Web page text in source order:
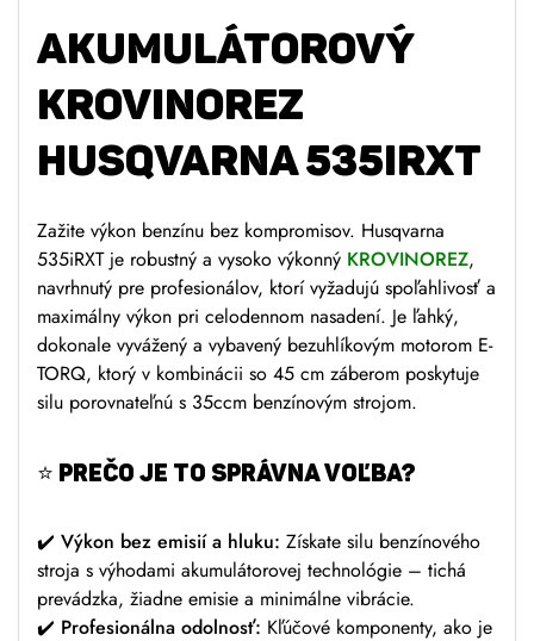
AKUMULÁTOROVÝ
KROVINOREZ
HUSQVARNA 535IRXT
Zažite výkon benzínu bez kompromisov. Husqvarna
535iRXT je robustný a vysoko výkonný KROVINOREZ,
navrhnutý pre profesionálov, ktorí vyžadujú spoľahlivosť a
maximálny výkon pri celodennom nasadení. Je ľahký,
dokonale vyvážený a vybavený bezuhlíkovým motorom E-
TORQ, ktorý v kombinácii so 45 cm záberom poskytuje
silu porovnateľnú s 35ccm benzínovým strojom.
⭐ PREČO JE TO SPRÁVNA VOĽBA?
✔️ Výkon bez emisií a hluku: Získate silu benzínového
stroja s výhodami akumulátorovej technológie – tichá
prevádzka, žiadne emisie a minimálne vibrácie.
✔️ Profesionálna odolnosť: Kľúčové komponenty, ako je